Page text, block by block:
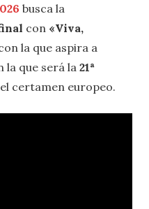
busca la
con «Viva,
la que aspira a
la que será la 21ª
certamen europeo.